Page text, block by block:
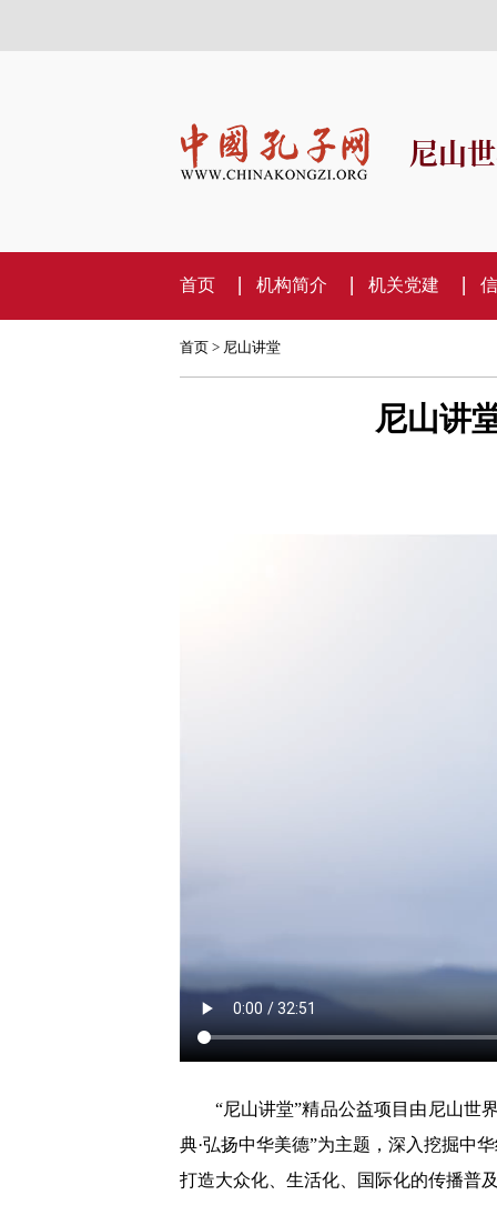
尼山
首页 机构简介 机关党建
首页> 尼山讲堂
尼山讲
“尼山讲堂”精品公益项目由尼山世
典·弘扬中华美德”为主题，深入挖掘中
打造大众化、生活化、国际化的传播普